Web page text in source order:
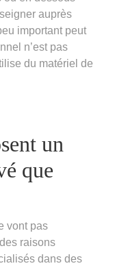
auprès
important peut
n’est pas
du matériel de
un
que
vont pas
raisons
dans des